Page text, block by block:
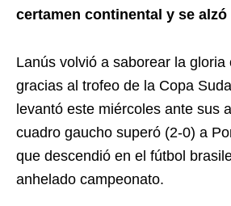
certamen continental y se
Lanús volvió a saborear la gloria
gracias al trofeo de la Copa
levantó este miércoles ante sus
cuadro gaucho superó (2-0) a
que descendió en el fútbol
anhelado campeonato.